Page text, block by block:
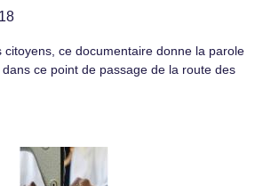
citoyens, ce documentaire donne la parole
ce point de passage de la route des